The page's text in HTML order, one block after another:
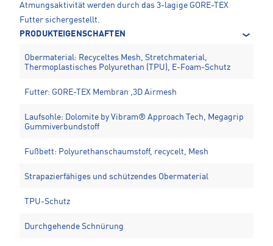
Atmungsaktivität werden durch das 3-lagige GORE-TEX
Futter sichergestellt.
PRODUKTEIGENSCHAFTEN
Obermaterial: Recyceltes Mesh, Stretchmaterial,
Thermoplastisches Polyurethan (TPU), E-Foam-Schutz
Futter: GORE-TEX Membran ,3D Airmesh
Laufsohle: Dolomite by Vibram® Approach Tech, Megagrip
Gummiverbundstoff
Fußbett: Polyurethanschaumstoff, recycelt, Mesh
Strapazierfähiges und schützendes Obermaterial
TPU-Schutz
Durchgehende Schnürung